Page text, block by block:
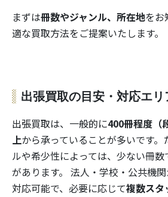
まずは冊数やジャンル、所在地をお
適な買取方法をご提案いたします。
出張買取の目安・対応エリ
出張買取は、一般的に400冊程度（
上から承っていることが多いです。
ルや希少性によっては、少ない冊
があります。 法人・学校・公共機
対応可能で、必要に応じて複数スタ